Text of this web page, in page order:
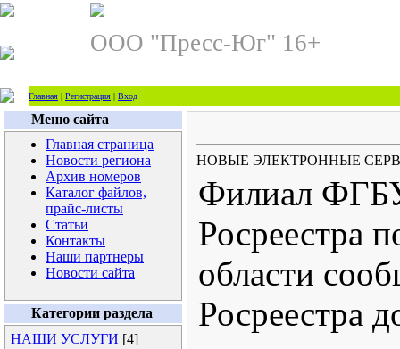
ООО "Пресс-Юг" 16+
Главная | Регистрация | Вход
Меню сайта
Главная страница
Новости региона
Архив номеров
Каталог файлов,
прайс-листы
Статьи
Контакты
Наши партнеры
Новости сайта
Категории раздела
НАШИ УСЛУГИ [4]
НОВЫЕ ЭЛЕКТРОННЫЕ
Филиал
Росреестра
области
Росреестра